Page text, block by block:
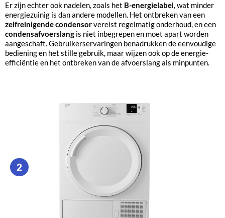
Er zijn echter ook nadelen, zoals het B-energielabel, wat minder
energiezuinig is dan andere modellen. Het ontbreken van een
zelfreinigende condensorvereist regelmatig onderhoud, en een
condensafvoerslang is niet inbegrepen en moet apart worden
aangeschaft. Gebruikerservaringen benadrukken de eenvoudige
bediening en het stille gebruik, maar wijzen ook op de energie-
efficiëntie en het ontbreken van de afvoerslang als minpunten.
2